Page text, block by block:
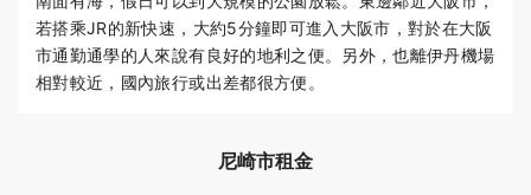
若搭乘JR的新快速，大約5分鐘即可進入大阪市，對於在大阪
市通勤通學的人來說有良好的地利之便。另外，也離伊丹機場
相對較近，國內旅行或出差都很方便。
尼崎市租金